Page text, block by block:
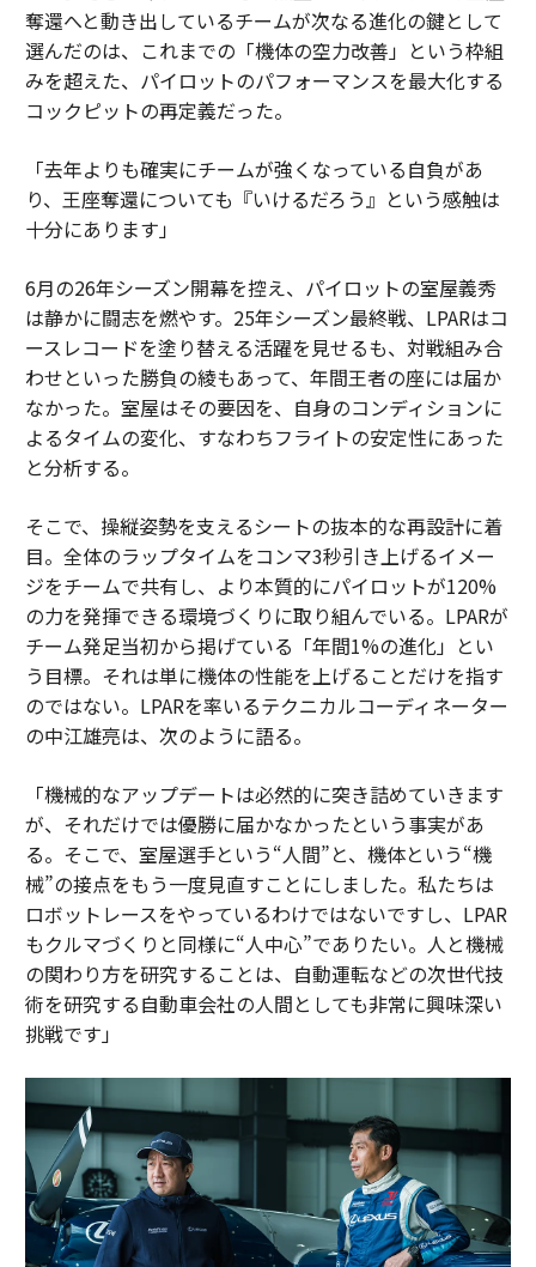
奪還へと動き出しているチームが次なる進化の鍵として
選んだのは、これまでの「機体の空力改善」という枠組
みを超えた、パイロットのパフォーマンスを最大化する
コックピットの再定義だった。
「去年よりも確実にチームが強くなっている自負があ
り、王座奪還についても『いけるだろう』という感触は
十分にあります」
6月の26年シーズン開幕を控え、パイロットの室屋義秀
は静かに闘志を燃やす。25年シーズン最終戦、LPARはコ
ースレコードを塗り替える活躍を見せるも、対戦組み合
わせといった勝負の綾もあって、年間王者の座には届か
なかった。室屋はその要因を、自身のコンディションに
よるタイムの変化、すなわちフライトの安定性にあった
と分析する。
そこで、操縦姿勢を支えるシートの抜本的な再設計に着
目。全体のラップタイムをコンマ3秒引き上げるイメー
ジをチームで共有し、より本質的にパイロットが120%
の力を発揮できる環境づくりに取り組んでいる。LPARが
チーム発足当初から掲げている「年間1%の進化」とい
う目標。それは単に機体の性能を上げることだけを指す
のではない。LPARを率いるテクニカルコーディネーター
の中江雄亮は、次のように語る。
「機械的なアップデートは必然的に突き詰めていきます
が、それだけでは優勝に届かなかったという事実があ
る。そこで、室屋選手という“人間”と、機体という“機
械”の接点をもう一度見直すことにしました。私たちは
ロボットレースをやっているわけではないですし、LPAR
もクルマづくりと同様に“人中心”でありたい。人と機械
の関わり方を研究することは、自動運転などの次世代技
術を研究する自動車会社の人間としても非常に興味深い
挑戦です」